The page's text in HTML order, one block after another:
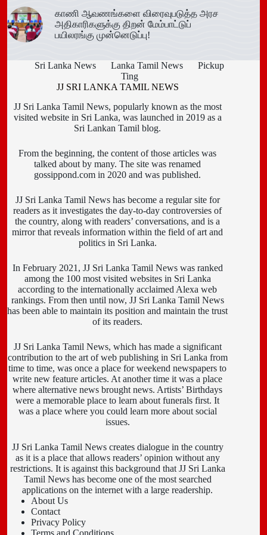
காணி ஆவணங்களை விரைவுபடுத்த அரச
அதிகாரிகளுக்கு திறன் மேம்பாட்டுப்
பயிலரங்கு முன்னெடுப்பு!
Sri Lanka News Lanka Tamil News
Pickup
Ting
JJ SRI LANKA TAMIL NEWS
JJ Sri Lanka Tamil News, popularly known as the most
visited website in Sri Lanka, was launched in 2019 as a
Sri Lankan Tamil blog.
From the beginning, the content of those articles was
talked about by many. The site was renamed
gossippond.com in 2020 and was published.
JJ Sri Lanka Tamil News has become a regular site for
readers as it investigates the day-to-day controversies of
the country, along with readers’ conversations, and is a
mirror that reveals information within the field of art and
politics in Sri Lanka.
In February 2021, JJ Sri Lanka Tamil News was ranked
among the 100 most visited websites in Sri Lanka
according to the internationally acclaimed Alexa web
rankings. From then until now, JJ Sri Lanka Tamil News
has been able to maintain its position and maintain the trust
of its readers.
JJ Sri Lanka Tamil News, which has made a significant
contribution to the art of web publishing in Sri Lanka from
time to time, was once a place for weekend newspapers to
write new feature articles. At another time it was a place
where alternative news brought news. Artists’ Birthdays
were a memorable place to learn about funerals first. It
was a place where you could learn more about social
issues.
JJ Sri Lanka Tamil News creates dialogue in the country
as it is a place that allows readers’ opinion without any
restrictions. It is against this background that JJ Sri Lanka
Tamil News has become one of the most searched
applications on the internet with a large readership.
About Us
Contact
Privacy Policy
Terms and Conditions